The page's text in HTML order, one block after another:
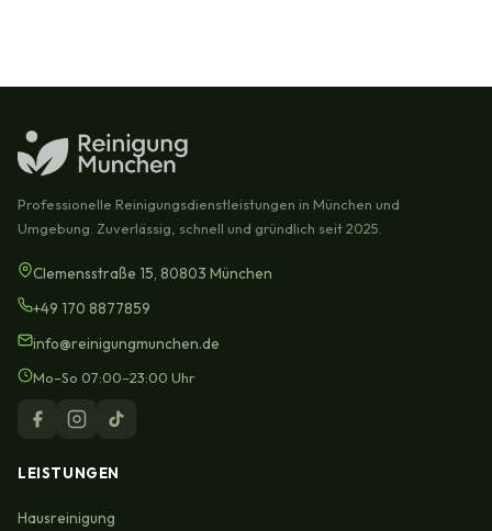
Professionelle Reinigungsdienstleistungen in München und
Umgebung. Zuverlässig, schnell und gründlich seit 2025.
Clemensstraße 15, 80803 München
+49 170 8877859
info@reinigungmunchen.de
Mo–So 07:00–23:00 Uhr
LEISTUNGEN
Hausreinigung